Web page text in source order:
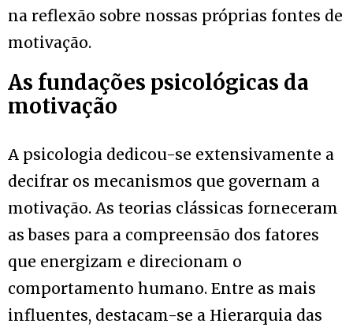
na reflexão sobre nossas próprias fontes de
motivação.
As fundações psicológicas da
motivação
A psicologia dedicou-se extensivamente a
decifrar os mecanismos que governam a
motivação. As teorias clássicas forneceram
as bases para a compreensão dos fatores
que energizam e direcionam o
comportamento humano. Entre as mais
influentes, destacam-se a Hierarquia das